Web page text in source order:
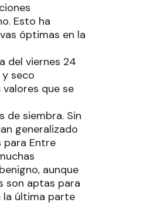
Esto ha
óptimas en la
del viernes 24
seco
que se
de siembra. Sin
generalizado
para Entre
aunque
son aptas para
la última parte